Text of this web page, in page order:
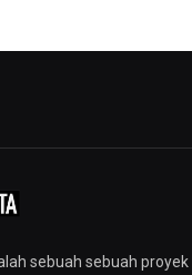
sebuah sebuah